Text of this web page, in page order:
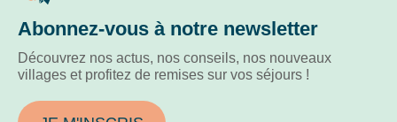
Abonnez-vous à notre newsletter
Découvrez nos actus, nos conseils, nos nouveaux
villages et profitez de remises sur vos séjours !